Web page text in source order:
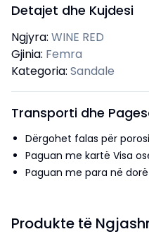
Detajet dhe Kujdesi
Ngjyra: WINE RED
Gjinia: Femra
Kategoria: Sandale
Transporti dhe
Dërgohet falas për
Paguan me kartë Visa
Paguan me para në
Produkte të